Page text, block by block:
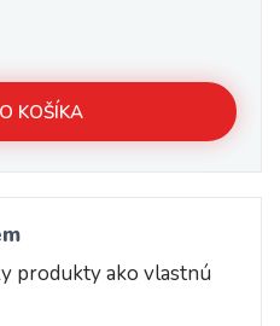
KOŠÍKA
produkty ako vlastnú